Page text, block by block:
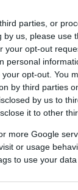
parties, or
us, please use
your opt-out
personal
opt-out. You
by third parties
by us to
it to other
more Google
or usage
to use your
72,6 δισ. ευρώ.
υποχωρήσει από
179,2
τους,